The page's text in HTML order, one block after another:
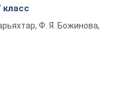
Ф. Я. Божинова,